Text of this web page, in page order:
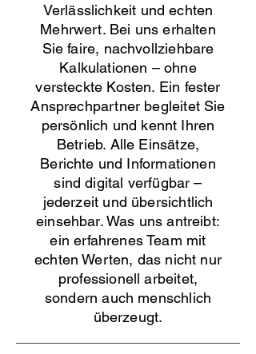
Verlässlichkeit und echten
Mehrwert. Bei uns erhalten
Sie faire, nachvollziehbare
Kalkulationen – ohne
versteckte Kosten. Ein fester
Ansprechpartner begleitet Sie
persönlich und kennt Ihren
Betrieb. Alle Einsätze,
Berichte und Informationen
sind digital verfügbar –
jederzeit und übersichtlich
einsehbar. Was uns antreibt:
ein erfahrenes Team mit
echten Werten, das nicht nur
professionell arbeitet,
sondern auch menschlich
überzeugt.